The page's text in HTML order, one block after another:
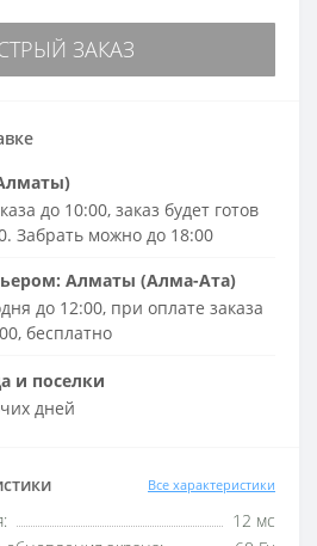
ЗАКАЗ
до 10:00, заказ будет готов
Забрать можно до 18:00
: Алматы (Алма-Ата)
до 12:00, при оплате заказа
бесплатно
и поселки
дней
Все характеристики
12 мс